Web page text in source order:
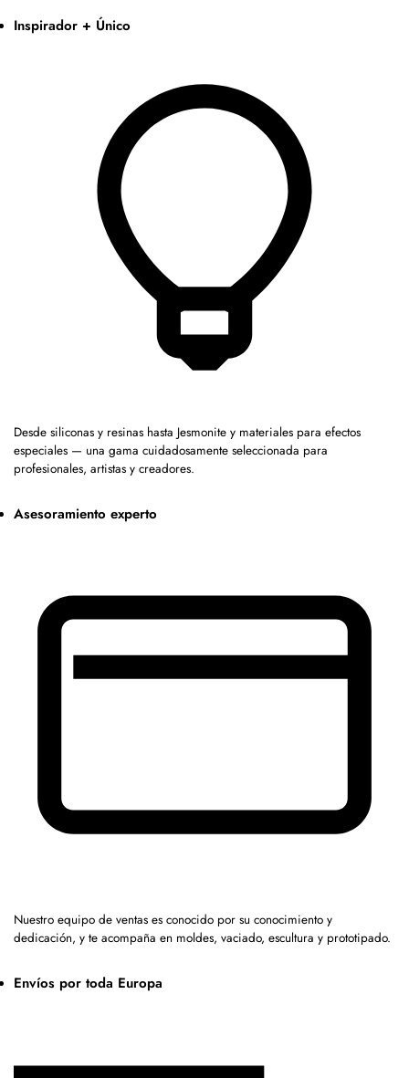
Inspirador + Único
Desde siliconas y resinas hasta Jesmonite y materiales para efectos
especiales — una gama cuidadosamente seleccionada para
profesionales, artistas y creadores.
Asesoramiento experto
Nuestro equipo de ventas es conocido por su conocimiento y
dedicación, y te acompaña en moldes, vaciado, escultura y prototipado.
Envíos por toda Europa